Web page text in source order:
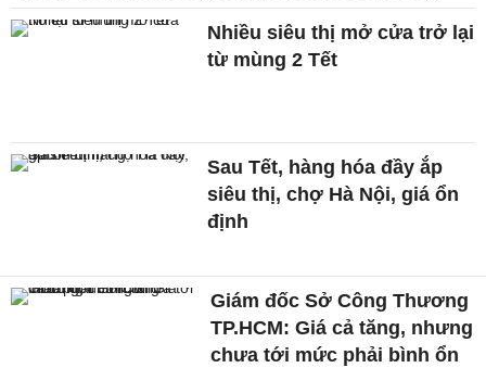
Nhiều siêu thị mở cửa trở lại
từ mùng 2 Tết
Sau Tết, hàng hóa đầy ắp
siêu thị, chợ Hà Nội, giá ổn
định
Giám đốc Sở Công Thương
TP.HCM: Giá cả tăng, nhưng
chưa tới mức phải bình ổn